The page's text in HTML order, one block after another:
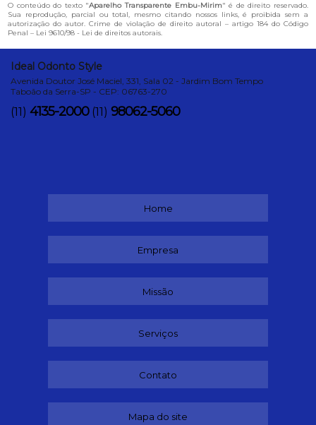
O conteúdo do texto "Aparelho Transparente Embu-Mirim" é de direito reservado.
Sua reprodução, parcial ou total, mesmo citando nossos links, é proibida sem a
autorização do autor. Crime de violação de direito autoral – artigo 184 do Código
Penal – Lei 9610/98 - Lei de direitos autorais.
Ideal Odonto Style
Avenida Doutor José Maciel, 331, Sala 02 - Jardim Bom Tempo
Taboão da Serra-SP - CEP: 06763-270
(11) 4135-2000 (11) 98062-5060
Home
Empresa
Missão
Serviços
Contato
Mapa do site